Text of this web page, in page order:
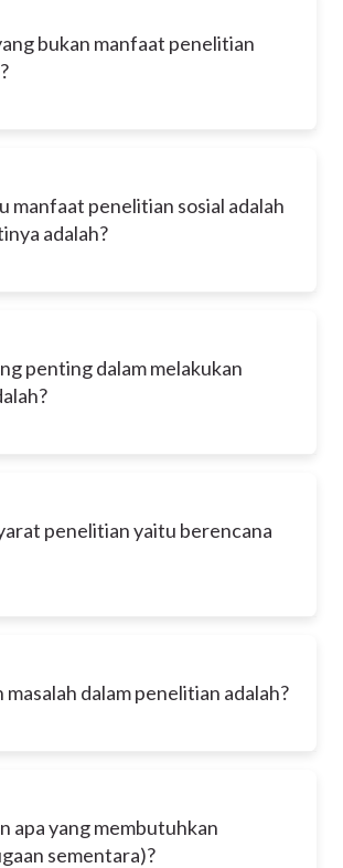
bukan manfaat penelitian
manfaat penelitian sosial adalah
adalah?
penting dalam melakukan
penelitian yaitu berencana
masalah dalam penelitian adalah?
apa yang membutuhkan
sementara)?